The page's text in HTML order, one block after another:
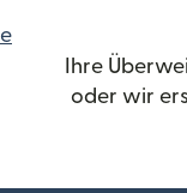
einem neuen
Ihre
oder wir